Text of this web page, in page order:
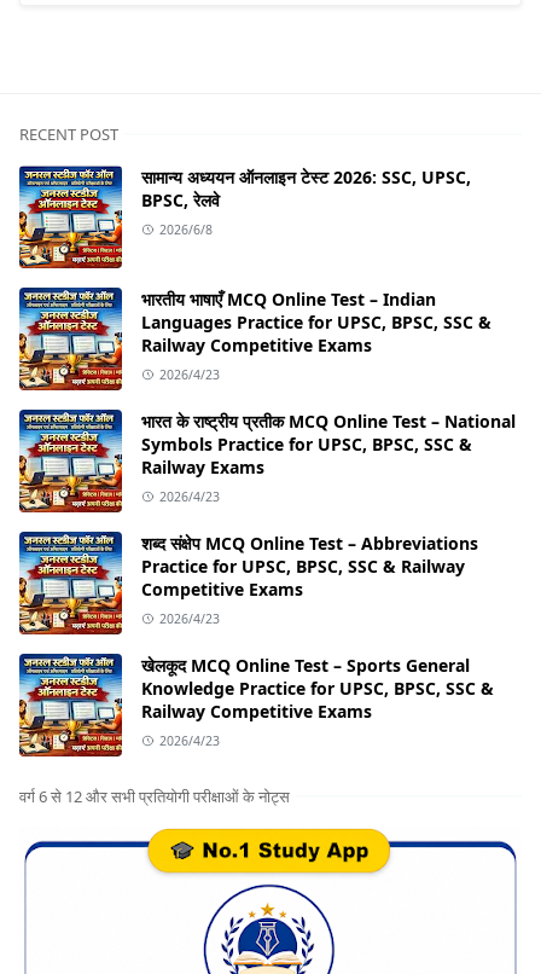
RECENT POST
सामान्य अध्ययन ऑनलाइन टेस्ट 2026: SSC, UPSC,
BPSC, रेलवे
2026/6/8
भारतीय भाषाएँ MCQ Online Test – Indian
Languages Practice for UPSC, BPSC, SSC &
Railway Competitive Exams
2026/4/23
भारत के राष्ट्रीय प्रतीक MCQ Online Test – National
Symbols Practice for UPSC, BPSC, SSC &
Railway Exams
2026/4/23
शब्द संक्षेप MCQ Online Test – Abbreviations
Practice for UPSC, BPSC, SSC & Railway
Competitive Exams
2026/4/23
खेलकूद MCQ Online Test – Sports General
Knowledge Practice for UPSC, BPSC, SSC &
Railway Competitive Exams
2026/4/23
वर्ग 6 से 12 और सभी प्रतियोगी परीक्षाओं के नोट्स